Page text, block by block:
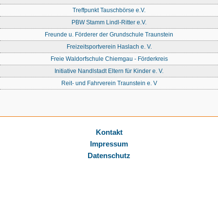
Treffpunkt Tauschbörse e.V.
PBW Stamm Lindl-Ritter e.V.
Freunde u. Förderer der Grundschule Traunstein
Freizeitsportverein Haslach e. V.
Freie Waldorfschule Chiemgau - Förderkreis
Initiative Nandlstadt Eltern für Kinder e. V.
Reit- und Fahrverein Traunstein e. V
Kontakt
Impressum
Datenschutz